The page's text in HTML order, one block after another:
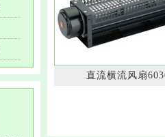
直流横流风扇